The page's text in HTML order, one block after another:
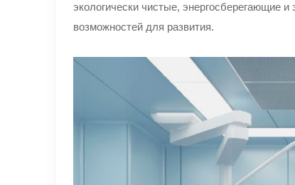
экологически чистые, энергосберегающие
возможностей для развития.